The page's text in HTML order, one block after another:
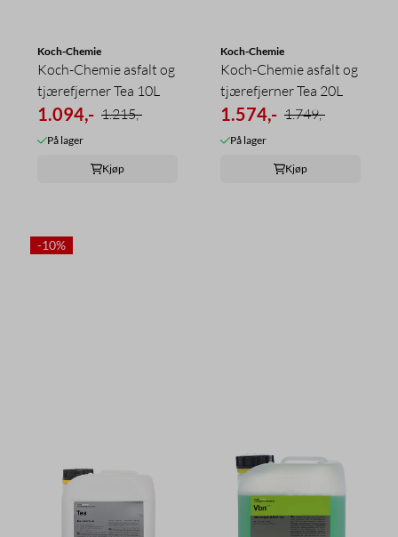
Koch-Chemie
Koch-Chemie asfalt og
tjærefjerner Tea 10L
1.094,- 1.215,-
På lager
Kjøp
Koch-Chemie
Koch-Chemie asfalt og
tjærefjerner Tea 20L
1.574,- 1.749,-
På lager
Kjøp
-10%